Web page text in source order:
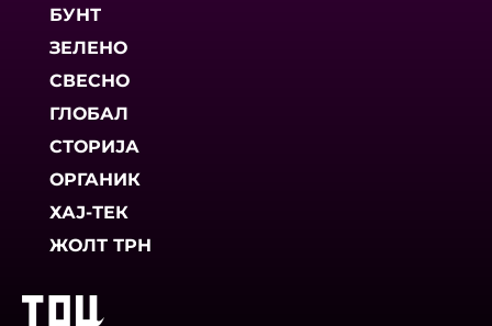
БУНТ
ЗЕЛЕНО
СВЕСНО
ГЛОБАЛ
СТОРИЈА
ОРГАНИК
ХАЈ-ТЕК
ЖОЛТ ТРН